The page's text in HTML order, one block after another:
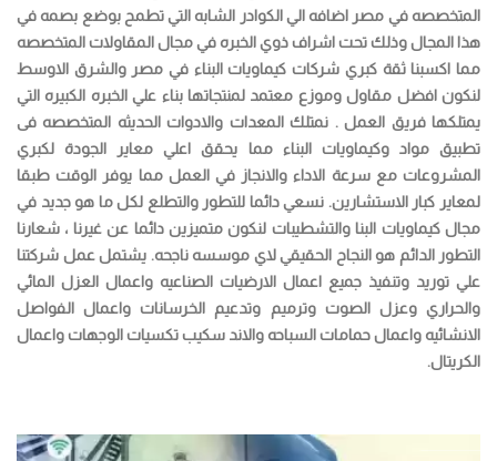
المتخصصه في مصر اضافه الي الكوادر الشابه التي تطمح بوضع بصمه في
هذا المجال وذلك تحت اشراف ذوي الخبره في مجال المقاولات المتخصصه
مما اكسبنا ثقة كبري شركات كيماويات البناء في مصر والشرق الاوسط
لنكون افضل مقاول وموزع معتمد لمنتجاتها بناء علي الخبره الكبيره التي
يمتلكها فريق العمل . نمتلك المعدات والادوات الحديثه المتخصصه فى
تطبيق مواد وكيماويات البناء مما يحقق اعلي معاير الجودة لكبري
المشروعات مع سرعة الاداء والانجاز في العمل مما يوفر الوقت طبقا
لمعاير كبار الاستشارين. نسعي دائما للتطور والتطلع لكل ما هو جديد في
مجال كيماويات البنا والتشطيبات لنكون متميزين دائما عن غيرنا ، شعارنا
التطور الدائم هو النجاح الحقيقي لاي موسسه ناجحه. يشتمل عمل شركتنا
علي توريد وتنفيذ جميع اعمال الارضيات الصناعيه واعمال العزل المائي
والحراري وعزل الصوت وترميم وتدعيم الخرسانات واعمال الفواصل
الانشائيه واعمال حمامات السباحه والاند سكيب تكسيات الوجهات واعمال
الكريتال.